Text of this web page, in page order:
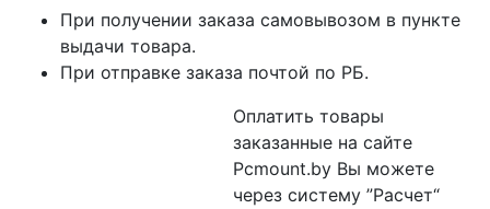
При получении заказа самовывозом в пункте
выдачи товара.
При отправке заказа почтой по РБ.
Оплатить товары
заказанные на сайте
Pcmount.by Вы можете
через систему ”Расчет“